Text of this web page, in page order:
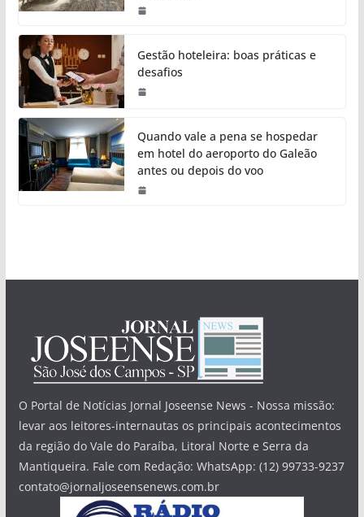
Gestão hoteleira: boas práticas e
desafios
Quando vale a pena se hospedar
em hotel do aeroporto do Galeão
antes ou depois do voo
O Portal de Notícias Jornal Joseense News - Nossa missão:
levar aos leitores-internautas os principais acontecimentos
da região do Vale do Paraíba, Litoral Norte e Serra da
Mantiqueira. Fale com Redação: WhatsApp: (12) 99733-9237
contato@jornaljoseensenews.com.br